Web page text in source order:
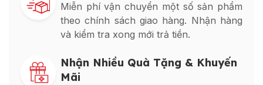
Miễn phí vận chuyển một số sản phẩm
theo chính sách giao hàng. Nhận hàng
và kiểm tra xong mới trả tiền.
Nhận Nhiều Quà Tặng & Khuyến
Mãi